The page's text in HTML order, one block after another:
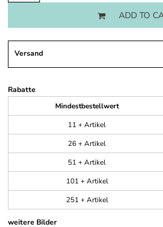
ADD TO
Versand
Rabatte
Mindestbestellwert
11 + Artikel
26 + Artikel
51 + Artikel
101 + Artikel
251 + Artikel
weitere Bilder